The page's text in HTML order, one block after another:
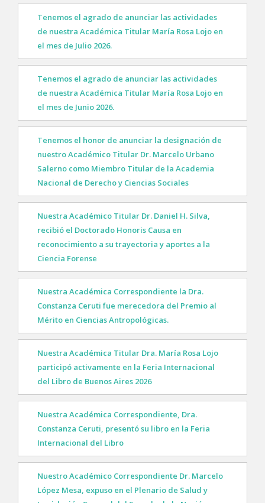
Tenemos el agrado de anunciar las actividades
de nuestra Académica Titular María Rosa Lojo en
el mes de Julio 2026.
Tenemos el agrado de anunciar las actividades
de nuestra Académica Titular María Rosa Lojo en
el mes de Junio 2026.
Tenemos el honor de anunciar la designación de
nuestro Académico Titular Dr. Marcelo Urbano
Salerno como Miembro Titular de la Academia
Nacional de Derecho y Ciencias Sociales
Nuestra Académico Titular Dr. Daniel H. Silva,
recibió el Doctorado Honoris Causa en
reconocimiento a su trayectoria y aportes a la
Ciencia Forense
Nuestra Académica Correspondiente la Dra.
Constanza Ceruti fue merecedora del Premio al
Mérito en Ciencias Antropológicas.
Nuestra Académica Titular Dra. María Rosa Lojo
participó activamente en la Feria Internacional
del Libro de Buenos Aires 2026
Nuestra Académica Correspondiente, Dra.
Constanza Ceruti, presentó su libro en la Feria
Internacional del Libro
Nuestro Académico Correspondiente Dr. Marcelo
López Mesa, expuso en el Plenario de Salud y